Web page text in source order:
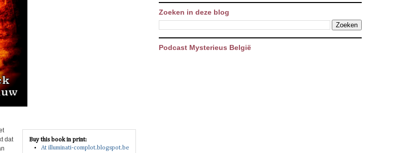
Buy this book in print:
At illuminati-complot.blogspot.be
dat
Zoeken in deze blog
Podcast Mysterieus België